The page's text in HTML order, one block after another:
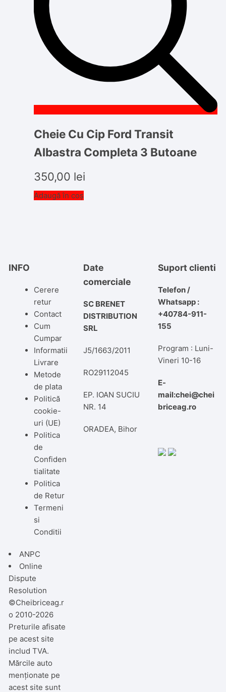
Cheie Cu Cip Ford Transit
Albastra Completa 3 Butoane
350,00 lei
Adaugă în coș
INFO
Cerere
retur
Contact
Cum
Cumpar
Informatii
Livrare
Metode
de plata
Politică
cookie-
uri (UE)
Politica
de
Confiden
tialitate
Politica
de Retur
Termeni
si
Conditii
ANPC
Online
Dispute
Resolution
Date
comerciale
SC BRENET
DISTRIBUTION
SRL
J5/1663/2011
RO29112045
EP. IOAN SUCIU
NR. 14
ORADEA, Bihor
Suport clienti
Telefon /
Whatsapp :
+40784-911-
155
Program : Luni-
Vineri 10-16
E-
mail:chei@chei
briceag.ro
©Cheibriceag.r
o 2010-2026
Preturile afisate
pe acest site
includ TVA.
Mărcile auto
menționate pe
acest site sunt